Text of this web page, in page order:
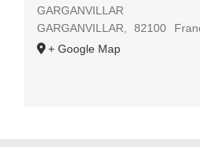
GARGANVILLAR
GARGANVILLAR
82100
+ Google Map